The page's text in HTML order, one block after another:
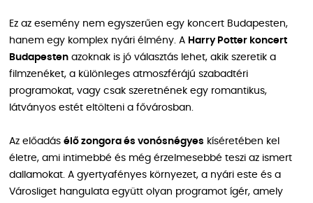
Ez az esemény nem egyszerűen egy koncert Budapesten,
hanem egy komplex nyári élmény. A Harry Potter koncert
Budapesten azoknak is jó választás lehet, akik szeretik a
filmzenéket, a különleges atmoszférájú szabadtéri
programokat, vagy csak szeretnének egy romantikus,
látványos estét eltölteni a fővárosban.
Az előadás élő zongora és vonósnégyes kíséretében kel
életre, ami intimebbé és még érzelmesebbé teszi az ismert
dallamokat. A gyertyafényes környezet, a nyári este és a
Városliget hangulata együtt olyan programot ígér, amely